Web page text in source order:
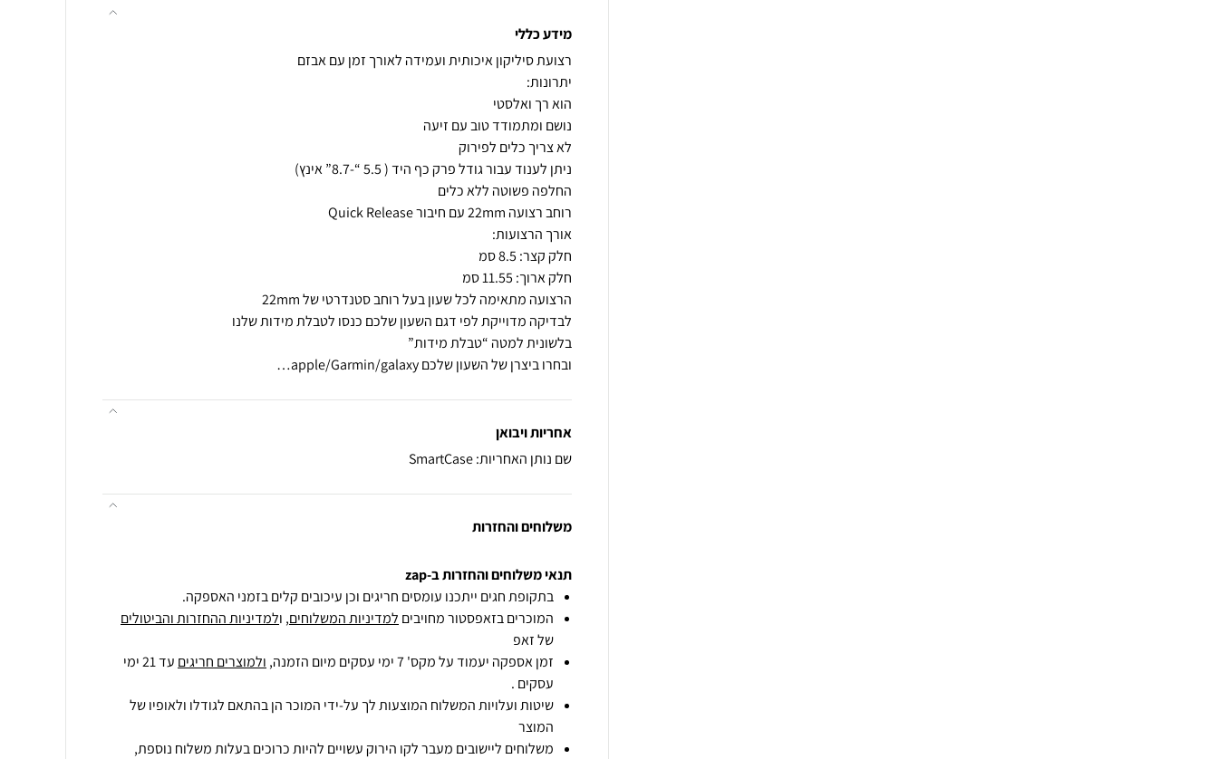
מידע כללי
ובחרו ביצרן של השעון שלכם apple/Garmin/galaxy…
אחריות ויבואן
שם נותן האחריות: SmartCase
משלוחים והחזרות
תנאי משלוחים והחזרות ב-zap
בתקופת חגים ייתכנו עומסים חריגים וכן עיכובים קלים בזמני האספקה.
המוכרים בזאפסטור מחויבים למדיניות המשלוחים, ולמדיניות ההחזרות והביטולים
של זאפ
זמן אספקה יעמוד על מקס' 7 ימי עסקים מיום הזמנה,
ולמוצרים חריגים
עד 21 ימי
עסקים .
שיטות ועלויות המשלוח המוצעות לך על-ידי המוכר הן בהתאם לגודלו ולאופיו של
המוצר
משלוחים ליישובים מעבר לקו הירוק עשויים להיות כרוכים בעלות משלוח נוספת,